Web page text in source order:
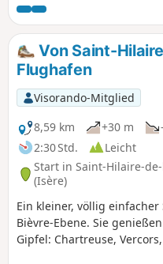
bekanntesten Route, da sie
historischen Realität auf
Compostela am nächsten
dieser8. Etappe wandern Sie
hauptsächlich durch Felder
unterbrochen von einer
kulturellen Identität in La
André sowie in Gemeinden
Ornacieux oder Balbins mit
Saint-Michel, die einen
360°-Panoramablick bietet.
Von Saint-
Flughafen
Visorando-Mitglied
8,59 km
+30 m
2:30 Std.
Leicht
Start in Saint-Hilaire-
(Isère)
Ein kleiner, völlig
Bièvre-Ebene. Sie
Gipfel: Chartreuse,